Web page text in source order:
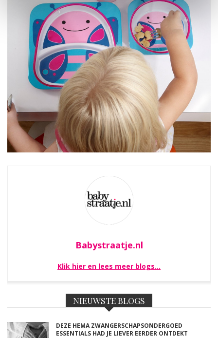
Babystraatje.nl
Klik hier en lees meer blogs…
NIEUWSTE BLOGS
DEZE HEMA ZWANGERSCHAPSONDERGOED
ESSENTIALS HAD JE LIEVER EERDER ONTDEKT